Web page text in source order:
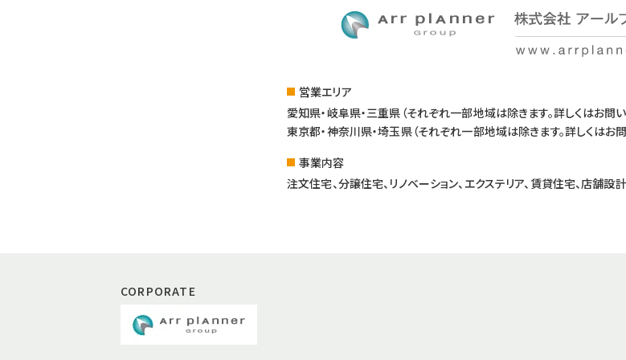
営業エリア
愛知県・岐阜県・三重県（それぞれ一部地域は除きます。詳しくはお問
東京都・神奈川県・埼玉県（それぞれ一部地域は除きます。詳しくはお
事業内容
注文住宅、分譲住宅、リノベーション、 エクステリア、賃貸住宅、店舗設
CORPORATE